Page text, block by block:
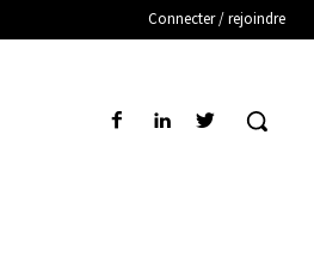
Connecter / rejoindre